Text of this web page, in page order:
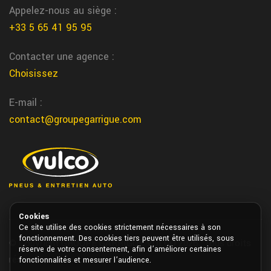
mecanique auto
Nos experts en mecanique vous fond l'entretien et la reparation
de votre vehicule dans nos centres Vulco Garrigue dans tout le
Sud Ouest
automobile
Nous realisons la reparation de votre automobile directement a
notre dame de sanilhac chez Garrigue Vulco
St jean de Vedas changement pneu
Nous changeons vos pneus rapidement dans notre centre de St
jean de Vedas chez garrigue vulco
Lescar reparation automobile
Nous realisons la reparation de votre automobile directement a
Lescar chez Garrigue Vulco
Appelez-nous au siège :
+33 5 65 41 95 95
Contacter une agence :
Choisissez
E-mail :
contact@groupegarrigue.com
© Copyright GROUPE GARRIGUE VULCO 2026. Tous droits
réservés.
Cookies
Ce site utilise des cookies strictement nécessaires à son
fonctionnement. Des cookies tiers peuvent être utilisés, sous
réserve de votre consentement, afin d’améliorer certaines
fonctionnalités et mesurer l’audience.